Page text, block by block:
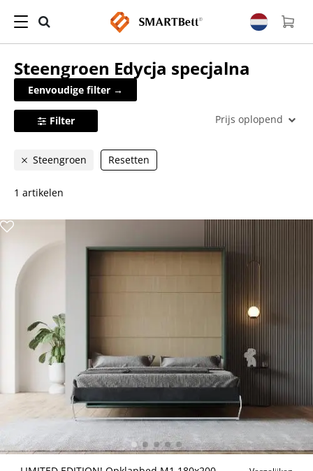
Steengroen Edycja specjalna
Eenvoudige filter →
Filter Prijs oplopend
Steengroen Resetten
1 artikelen